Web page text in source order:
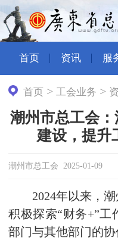
首页 资讯 服
首页 > 工会业务 >
潮州市总工会：
建设，提升
潮州市总工会 2025-01-09
2024年以来，潮
积极探索“财务+”工
部门与其他部门的